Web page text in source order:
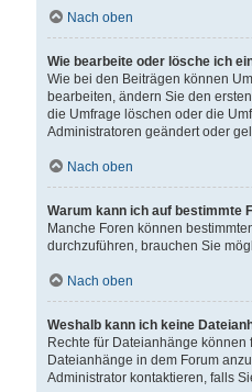
Nach oben
Wie bearbeite oder lösche ich
Wie bei den Beiträgen können
bearbeiten, ändern Sie den
die Umfrage löschen oder die
Administratoren geändert oder
Nach oben
Warum kann ich auf bestimmte
Manche Foren können
durchzuführen, brauchen Sie
Nach oben
Weshalb kann ich keine
Rechte für Dateianhänge
Dateianhänge in dem Forum
Administrator kontaktieren, falls